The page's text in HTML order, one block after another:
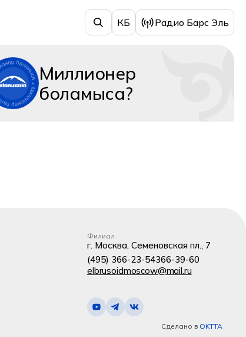
КБ Радио Барс Эль
Миллионер
боламыса?
Филиал
г. Москва, Семеновская пл., 7
(495) 366-23-54366-39-60
elbrusoidmoscow@mail.ru
Сделано в OKTTA